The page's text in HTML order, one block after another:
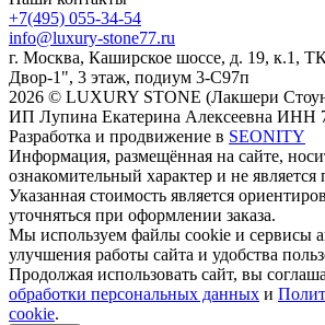
+7(495) 055-34-54
info@luxury-stone77.ru
г. Москва, Каширское шоссе, д. 19, к.1,
Двор-1", 3 этаж, подиум 3-С97п
2026 © LUXURY STONE (Лакшери
ИП Лупина Екатерина Алексеевна ИНН
Разработка и продвижение в SEONITY
Информация, размещённая на сайте,
ознакомительный характер и не
Указанная стоимость является
уточняться при оформлении заказа.
Мы используем файлы cookie и сервисы
улучшения работы сайта и удобства
Продолжая использовать сайт, вы
обработки персональных данных и
cookie.